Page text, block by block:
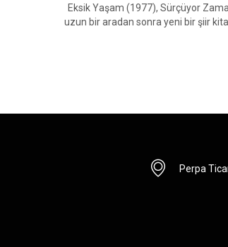
Eksik Yaşam (1977), Sürçüyor
uzun bir aradan sonra yeni bir şiir
Perpa